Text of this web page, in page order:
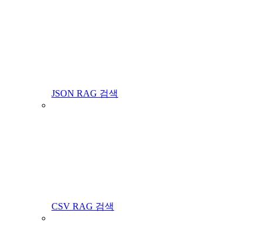
JSON RAG 검색
CSV RAG 검색